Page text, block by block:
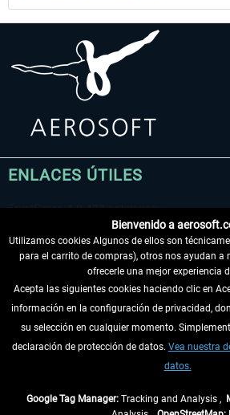
ENLACES ÚTILES
DESISTIR DEL CONTRATO
INFORMACIÓN
Bienvenido a
Utilizamos cookies Algunos de ellos son
para el carrito de compras), otros nos ayudan a
ofrecerle una mejor experiencia
Acepta las siguientes cookies haciendo clic en
información en la configuración de privacidad,
su selección en cualquier momento.
declaración de protección de datos. Vea nuestra
datos.
Google Tag Manager: Tracking and Analysis ,